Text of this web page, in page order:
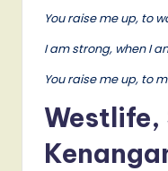
You raise me up, to
I am strong, when I
You raise me up, to